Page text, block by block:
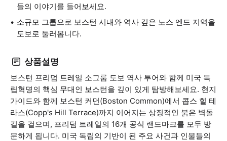
들의 이야기를 들어보세요.
소규모 그룹으로 보스턴 시내와 역사 깊은 노스 엔드 지역을
도보로 둘러봅니다.
상품설명
보스턴 프리덤 트레일 소그룹 도보 역사 투어와 함께 미국 독
립혁명의 핵심 무대인 보스턴을 깊이 있게 탐방해보세요. 현지
가이드와 함께 보스턴 커먼(Boston Common)에서 콥스 힐 테
라스(Copp's Hill Terrace)까지 이어지는 상징적인 붉은 벽돌
길을 걸으며, 프리덤 트레일의 16개 공식 랜드마크를 모두 방
문하게 됩니다. 미국 독립의 기반이 된 주요 사건과 인물들의